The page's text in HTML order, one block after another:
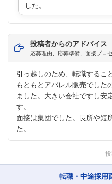
した。
投稿者からのアドバイス
応募理由、応募準備、面接プロ
引っ越しのため、転職するこ
もともとアパレル販売でした
ました。大きい会社ですし安
す。
面接は集団でした。長所や短
た。
転職・中途採用